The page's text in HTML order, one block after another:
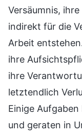
Versäumnis,
indirekt für die
Arbeit
ihre
ihre
letztendlich
Einige
und geraten in